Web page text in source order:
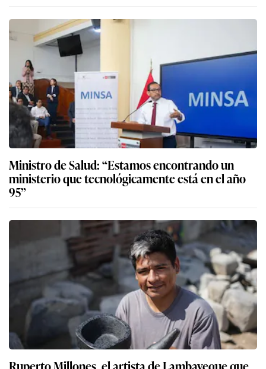
Ministro de Salud: “Estamos encontrando un
ministerio que tecnológicamente está en el año
95”
Ruperto Millones, el artista de Lambayeque que